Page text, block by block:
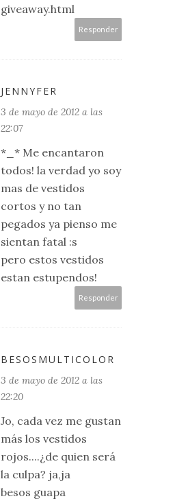
giveaway.html
Responder
JENNYFER
3 de mayo de 2012 a las
22:07
*_* Me encantaron
todos! la verdad yo soy
mas de vestidos
cortos y no tan
pegados ya pienso me
sientan fatal :s
pero estos vestidos
estan estupendos!
Responder
BESOSMULTICOLOR
3 de mayo de 2012 a las
22:20
Jo, cada vez me gustan
más los vestidos
rojos....¿de quien será
la culpa? ja,ja
besos guapa